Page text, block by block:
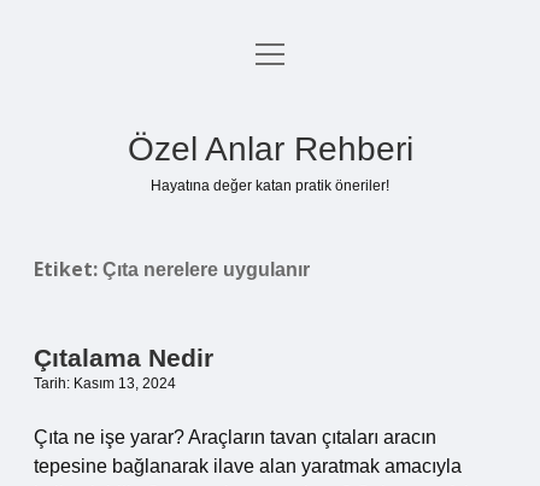
Anasayfa
menüyü
Özel Anlar Rehberi
Hayatına değer katan pratik öneriler!
Etiket: Çıta nerelere uygulanır
Çıtalama Nedir
Tarih: Kasım 13, 2024
Çıta ne işe yarar? Araçların tavan çıtaları aracın
tepesine bağlanarak ilave alan yaratmak amacıyla